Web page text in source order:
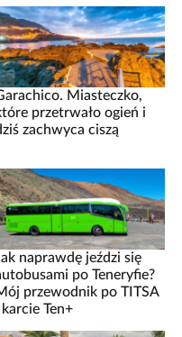
Miasteczko,
przetrwało ogień i
zachwyca ciszą
naprawdę jeździ się
po Teneryfie?
przewodnik po TITSA
Ten+